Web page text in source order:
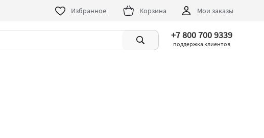
Избранное Корзина Мои заказы
+7 800 700 9339
поддержка клиентов